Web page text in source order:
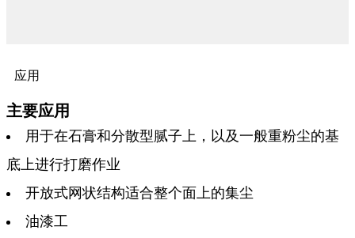
应用
主要应用
用于在石膏和分散型腻子上，以及一般重粉尘的基
底上进行打磨作业
开放式网状结构适合整个面上的集尘
油漆工